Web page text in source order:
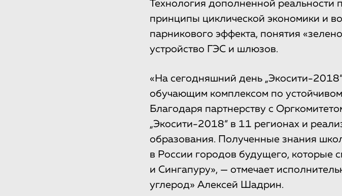
Технология дополненной реальности
принципы циклической экономики и
парникового эффекта, понятия
устройство ГЭС и шлюзов.
«На сегодняшний день „Экосити-
обучающим комплексом по
Благодаря партнерству с
„Экосити-2018“ в 11 регионах и
образования. Полученные знания
в России городов будущего, которые
и Сингапуру», — отмечает
углерод» Алексей Шадрин.